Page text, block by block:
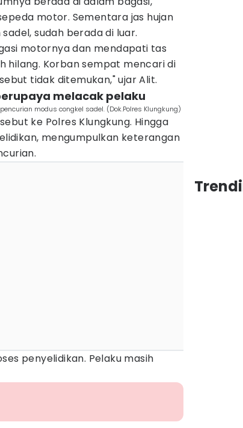
motor. Sementara jas hujan
sudah berada di luar.
motornya dan mendapati tas
hilang. Korban sempat mencari di
tidak ditemukan," ujar Alit.
melacak pelaku
modus congkel sadel. (Dok.Polres Klungkung)
ke Polres Klungkung. Hingga
mengumpulkan keterangan
penyelidikan. Pelaku masih